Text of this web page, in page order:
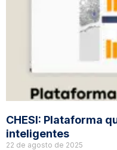
CHESI: Plataforma
inteligentes
22 de agosto de 2025